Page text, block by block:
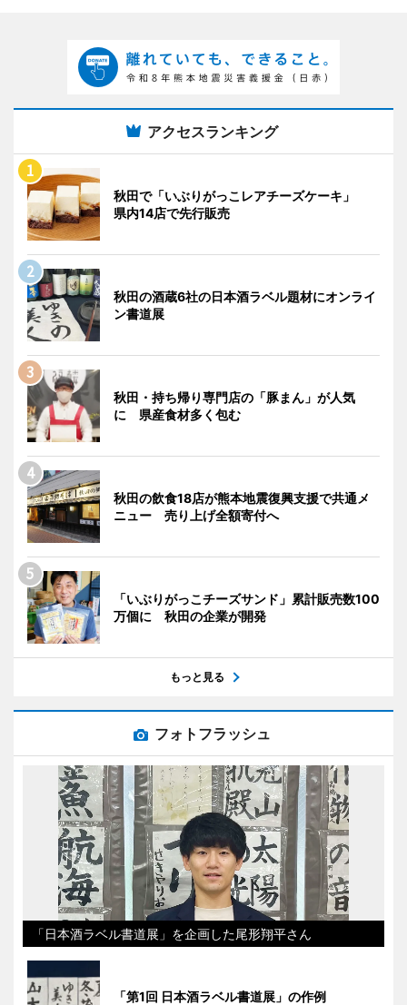
アクセスランキング
秋田で「いぶりがっこレアチーズケーキ」
県内14店で先行販売
秋田の酒蔵6社の日本酒ラベル題材にオンライ
ン書道展
秋田・持ち帰り専門店の「豚まん」が人気
に 県産食材多く包む
秋田の飲食18店が熊本地震復興支援で共通メ
ニュー 売り上げ全額寄付へ
「いぶりがっこチーズサンド」累計販売数100
万個に 秋田の企業が開発
もっと見る
フォトフラッシュ
「日本酒ラベル書道展」を企画した尾形翔平さん
「第1回 日本酒ラベル書道展」の作例